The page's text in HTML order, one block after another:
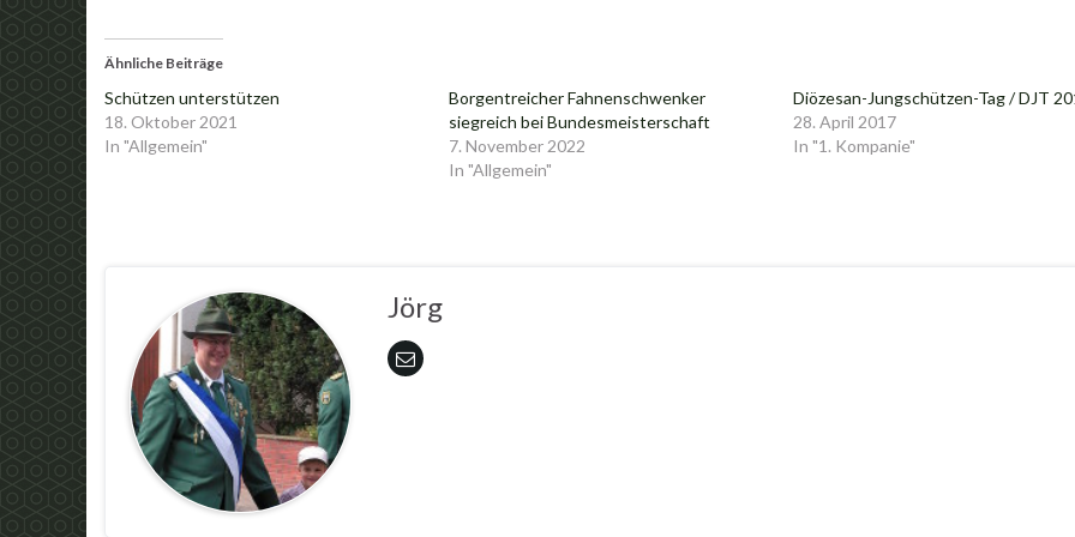
Ähnliche Beiträge
Schützen unterstützen
18. Oktober 2021
In "Allgemein"
Borgentreicher Fahnenschwenker
siegreich bei Bundesmeisterschaft
7. November 2022
In "Allgemein"
Diözesan-Jungschützen-Tag / DJT
28. April 2017
In "1. Kompanie"
Jörg